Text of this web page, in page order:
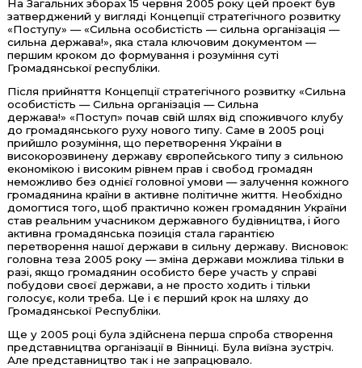
На Загальних зборах 15 червня 2005 року цей проект був
затверджений у вигляді Концепції стратегічного розвитку
«Поступу» — «Сильна особистість — сильна організація —
сильна держава!», яка стала ключовим документом —
першим кроком до формування і розуміння суті
Громадянської республіки.
Після прийняття Концепції стратегічного розвитку «Сильна
особистість — Сильна організація — Сильна
держава!» «Поступ» почав свій шлях від споживчого клубу
до громадянського руху нового типу. Саме в 2005 році
прийшло розуміння, що перетворення України в
високорозвинену державу європейського типу з сильною
економікою і високим рівнем прав і свобод громадян
неможливо без однієї головної умови — залучення кожного
громадянина країни в активне політичне життя. Необхідно
домогтися того, щоб практично кожен громадянин України
став реальним учасником державного будівництва, і його
активна громадянська позиція стала гарантією
перетворення нашої держави в сильну державу. Висновок:
головна теза 2005 року — зміна держави можлива тільки в
разі, якщо громадянин особисто бере участь у справі
побудови своєї держави, а не просто ходить і тільки
голосує, коли треба. Це і є перший крок на шляху до
Громадянської Республіки.
Ще у 2005 році була здійснена перша спроба створення
представництва організації в Вінниці. Була виїзна зустріч.
Але представництво так і не запрацювало.